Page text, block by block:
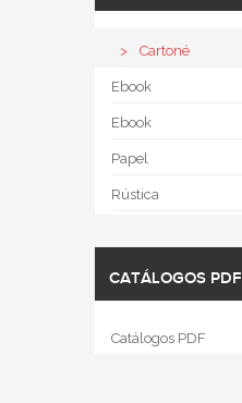
Cartoné
Ebook
Ebook
Papel
Rústica
CATÁLOGOS PDF
Catálogos PDF